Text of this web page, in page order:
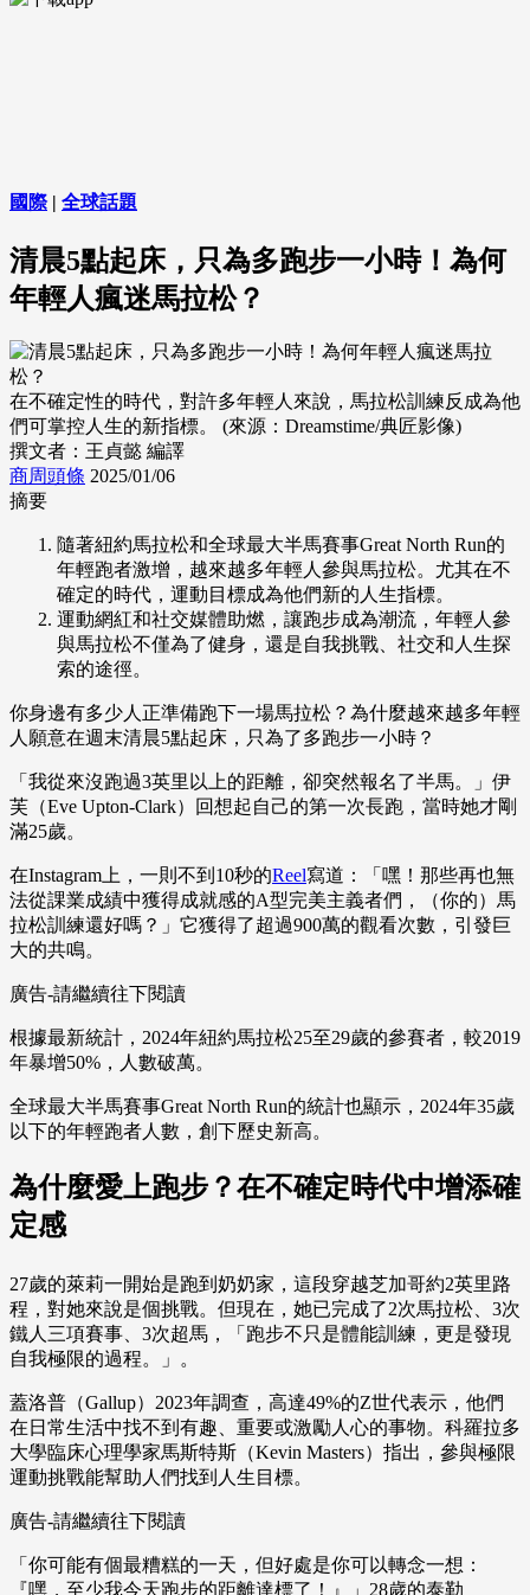
國際| 全球話題
清晨5點起床，只為多跑步一小時！為何
年輕人瘋迷馬拉松？
在不確定性的時代，對許多年輕人來說，馬拉松訓練反成為他
們可掌控人生的新指標。 (來源：Dreamstime/典匠影像)
撰文者：王貞懿 編譯
商周頭條 2025/01/06
摘要
隨著紐約馬拉松和全球最大半馬賽事Great North Run的
年輕跑者激增，越來越多年輕人參與馬拉松。尤其在不
確定的時代，運動目標成為他們新的人生指標。
運動網紅和社交媒體助燃，讓跑步成為潮流，年輕人參
與馬拉松不僅為了健身，還是自我挑戰、社交和人生探
索的途徑。
你身邊有多少人正準備跑下一場馬拉松？為什麼越來越多年輕
人願意在週末清晨5點起床，只為了多跑步一小時？
「我從來沒跑過3英里以上的距離，卻突然報名了半馬。」伊
芙（Eve Upton-Clark）回想起自己的第一次長跑，當時她才剛
滿25歲。
在Instagram上，一則不到10秒的Reel寫道：「嘿！那些再也無
法從課業成績中獲得成就感的A型完美主義者們，（你的）馬
拉松訓練還好嗎？」它獲得了超過900萬的觀看次數，引發巨
大的共鳴。
廣告-請繼續往下閱讀
根據最新統計，2024年紐約馬拉松25至29歲的參賽者，較2019
年暴增50%，人數破萬。
全球最大半馬賽事Great North Run的統計也顯示，2024年35歲
以下的年輕跑者人數，創下歷史新高。
為什麼愛上跑步？在不確定時代中增添確
定感
27歲的萊莉一開始是跑到奶奶家，這段穿越芝加哥約2英里路
程，對她來說是個挑戰。但現在，她已完成了2次馬拉松、3次
鐵人三項賽事、3次超馬，「跑步不只是體能訓練，更是發現
自我極限的過程。」。
蓋洛普（Gallup）2023年調查，高達49%的Z世代表示，他們
在日常生活中找不到有趣、重要或激勵人心的事物。科羅拉多
大學臨床心理學家馬斯特斯（Kevin Masters）指出，參與極限
運動挑戰能幫助人們找到人生目標。
廣告-請繼續往下閱讀
「你可能有個最糟糕的一天，但好處是你可以轉念一想：
『嘿，至少我今天跑步的距離達標了！』」28歲的泰勒